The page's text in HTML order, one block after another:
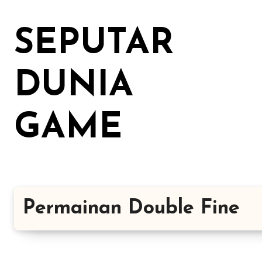
kontenSEPUTAR
DUNIA
GAME
Permainan Double Fine